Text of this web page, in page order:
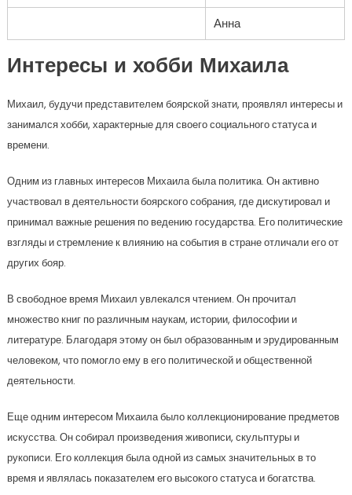
Анна
Интересы и хобби Михаила
Михаил, будучи представителем боярской знати, проявлял интересы и
занимался хобби, характерные для своего социального статуса и
времени.
Одним из главных интересов Михаила была политика. Он активно
участвовал в деятельности боярского собрания, где дискутировал и
принимал важные решения по ведению государства. Его политические
взгляды и стремление к влиянию на события в стране отличали его от
других бояр.
В свободное время Михаил увлекался чтением. Он прочитал
множество книг по различным наукам, истории, философии и
литературе. Благодаря этому он был образованным и эрудированным
человеком, что помогло ему в его политической и общественной
деятельности.
Еще одним интересом Михаила было коллекционирование предметов
искусства. Он собирал произведения живописи, скульптуры и
рукописи. Его коллекция была одной из самых значительных в то
время и являлась показателем его высокого статуса и богатства.